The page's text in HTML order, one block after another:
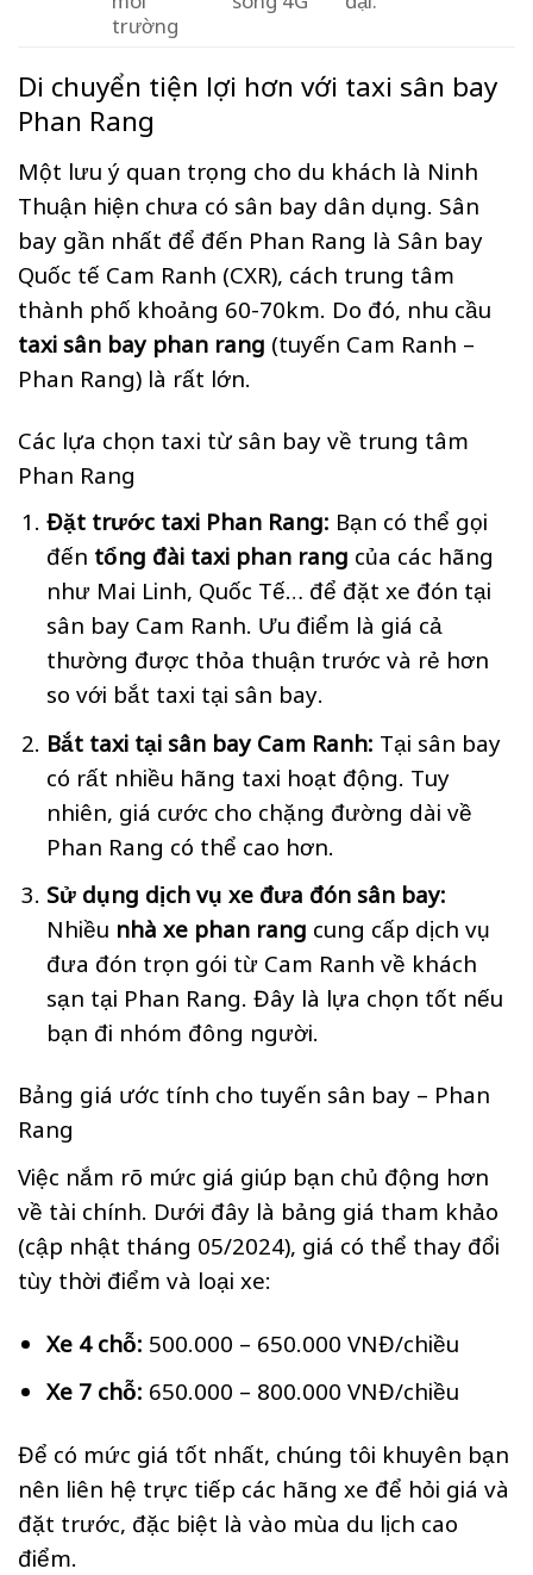
trường
Di chuyển tiện lợi hơn với taxi sân bay
Phan Rang
Một lưu ý quan trọng cho du khách là Ninh
Thuận hiện chưa có sân bay dân dụng. Sân
bay gần nhất để đến Phan Rang là Sân bay
Quốc tế Cam Ranh (CXR), cách trung tâm
thành phố khoảng 60-70km. Do đó, nhu cầu
taxi sân bay phan rang (tuyến Cam Ranh –
Phan Rang) là rất lớn.
Các lựa chọn taxi từ sân bay về trung tâm
Phan Rang
Đặt trước taxi Phan Rang: Bạn có thể gọi
đến tổng đài taxi phan rang của các hãng
như Mai Linh, Quốc Tế… để đặt xe đón tại
sân bay Cam Ranh. Ưu điểm là giá cả
thường được thỏa thuận trước và rẻ hơn
so với bắt taxi tại sân bay.
Bắt taxi tại sân bay Cam Ranh: Tại sân bay
có rất nhiều hãng taxi hoạt động. Tuy
nhiên, giá cước cho chặng đường dài về
Phan Rang có thể cao hơn.
Sử dụng dịch vụ xe đưa đón sân bay:
Nhiều nhà xe phan rang cung cấp dịch vụ
đưa đón trọn gói từ Cam Ranh về khách
sạn tại Phan Rang. Đây là lựa chọn tốt nếu
bạn đi nhóm đông người.
Bảng giá ước tính cho tuyến sân bay – Phan
Rang
Việc nắm rõ mức giá giúp bạn chủ động hơn
về tài chính. Dưới đây là bảng giá tham khảo
(cập nhật tháng 05/2024), giá có thể thay đổi
tùy thời điểm và loại xe:
Xe 4 chỗ: 500.000 – 650.000 VNĐ/chiều
Xe 7 chỗ: 650.000 – 800.000 VNĐ/chiều
Để có mức giá tốt nhất, chúng tôi khuyên bạn
nên liên hệ trực tiếp các hãng xe để hỏi giá và
đặt trước, đặc biệt là vào mùa du lịch cao
điểm.